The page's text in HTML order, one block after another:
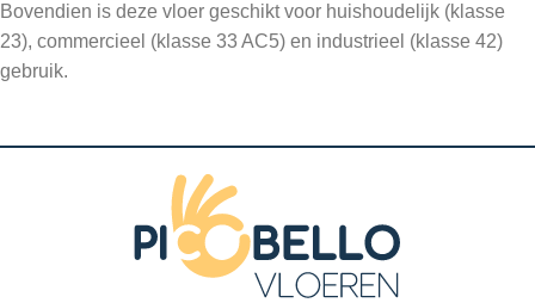
Bovendien is deze vloer geschikt voor huishoudelijk (klasse
23), commercieel (klasse 33 AC5) en industrieel (klasse 42)
gebruik.